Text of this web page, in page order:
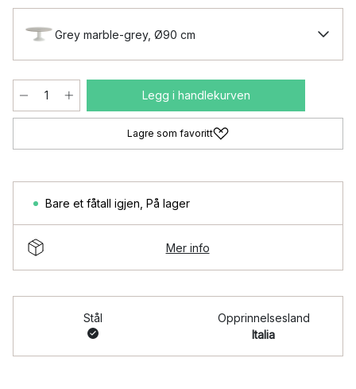
Grey marble-grey, Ø90 cm
Legg i handlekurven
Lagre som favoritt
Bare et fåtall igjen På lager
Mer info
Stål
Opprinnelsesland
Italia